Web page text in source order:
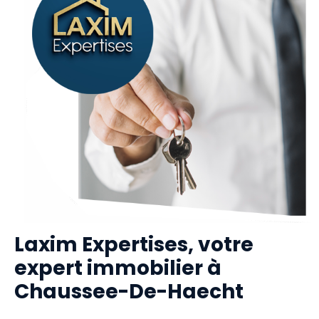
Laxim Expertises, votre
expert immobilier à
Chaussee-De-Haecht